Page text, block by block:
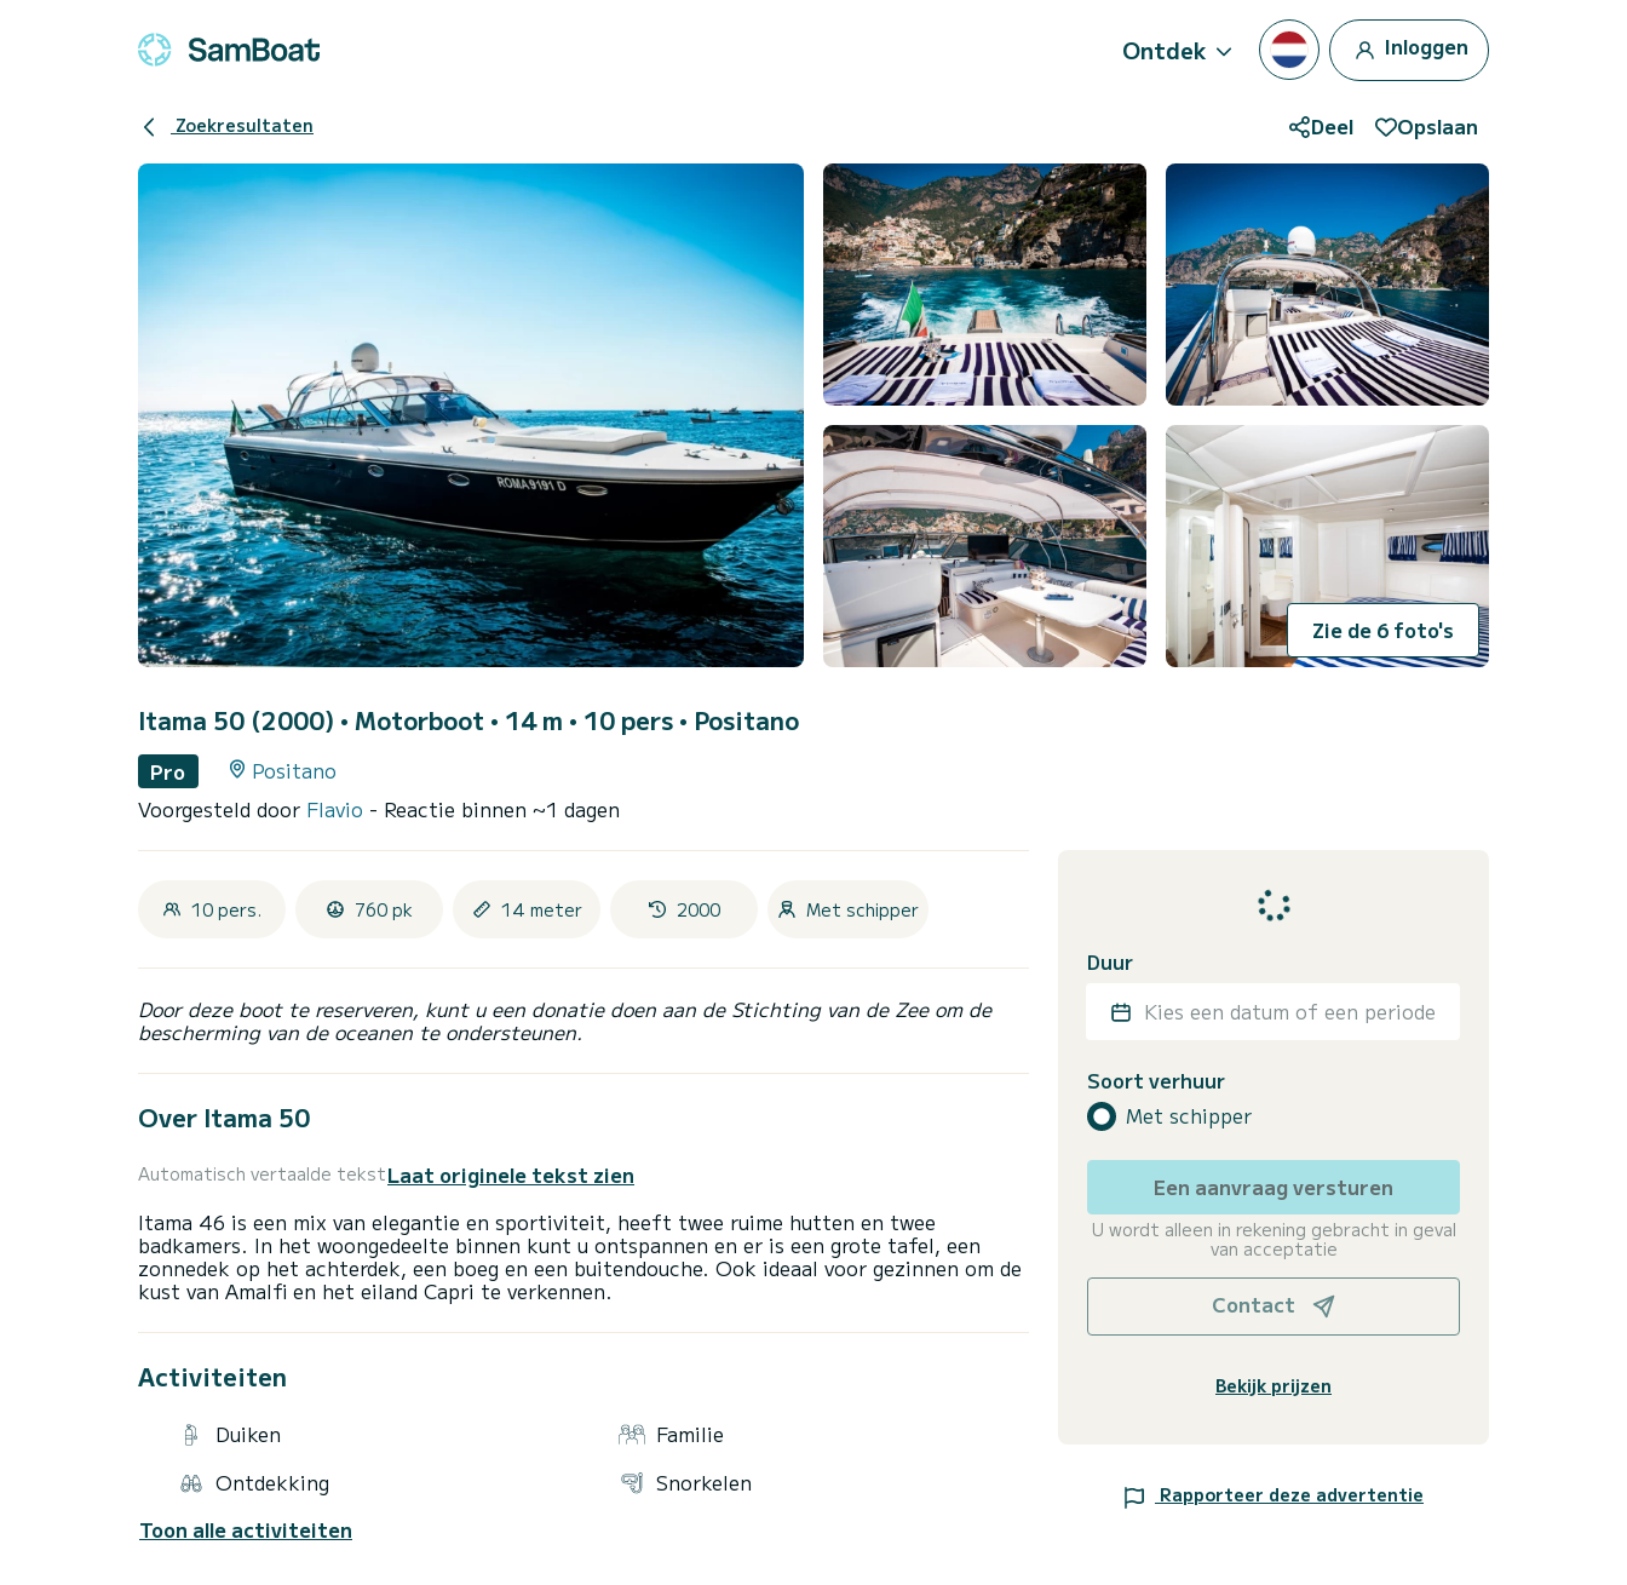
Ontdek Inloggen
Zoekresultaten Deel Opslaan
Zie de 6 foto's
Itama 50 (2000) • Motorboot • 14 m • 10 pers • Positano
Pro
Positano
Voorgesteld door Flavio - Reactie binnen ~1 dagen
10 pers. 760 pk 14 meter 2000 Met schipper
Door deze boot te reserveren, kunt u een donatie doen aan de Stichting van de Zee om de
bescherming van de oceanen te ondersteunen.
Over Itama 50
Automatisch vertaalde tekstLaat originele tekst zien
Itama 46 is een mix van elegantie en sportiviteit, heeft twee ruime hutten en twee
badkamers. In het woongedeelte binnen kunt u ontspannen en er is een grote tafel, een
zonnedek op het achterdek, een boeg en een buitendouche. Ook ideaal voor gezinnen om de
Activiteiten
Duiken
Familie
Ontdekking
Snorkelen
Toon alle activiteiten
Duur
Kies een datum of een periode
Soort verhuur
Met schipper
Een aanvraag versturen
U wordt alleen in rekening gebracht in geval
van acceptatie
Contact
Bekijk prijzen
Rapporteer deze advertentie